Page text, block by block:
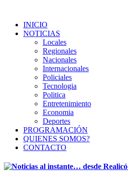
INICIO
NOTICIAS
Locales
Regionales
Nacionales
Internacionales
Policiales
Tecnologia
Politica
Entretenimiento
Economia
Deportes
PROGRAMACIÓN
QUIENES SOMOS?
CONTACTO